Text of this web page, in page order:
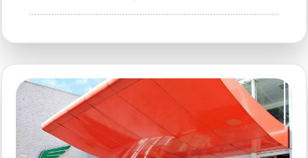
Picanharia